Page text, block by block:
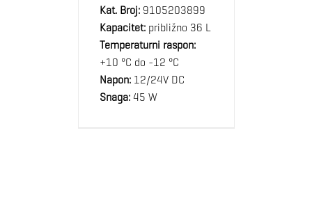
Kat. Broj:9105203899
Kapacitet:približno 36 L
Temperaturni raspon:
+10 °C do -12 °C
Napon:12/24V DC
Snaga:45 W